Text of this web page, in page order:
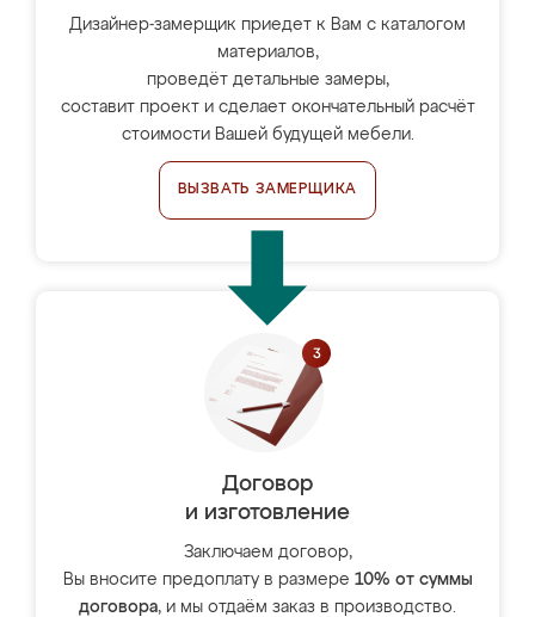
Дизайнер-замерщик приедет к Вам с каталогом
материалов,
проведёт детальные замеры,
составит проект и сделает окончательный расчёт
стоимости Вашей будущей мебели.
ВЫЗВАТЬ ЗАМЕРЩИКА
Договор
и изготовление
Заключаем договор,
Вы вносите предоплату в размере 10% от суммы
договора, и мы отдаём заказ в производство.